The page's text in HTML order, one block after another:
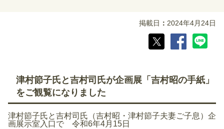
掲載日 2024年4月24日
津村節子氏と吉村司氏が企画展「吉村昭の手紙」
をご観覧になりました
津村節子氏と吉村司氏（吉村昭・津村節子夫妻ご子息）企
画展示室入口で 令和6年4月15日